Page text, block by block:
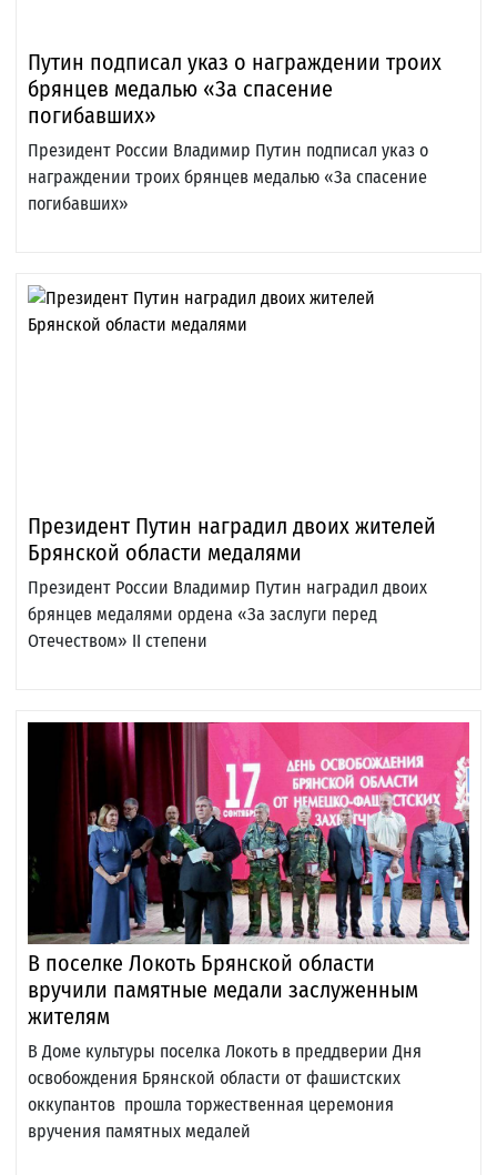
Путин подписал указ о награждении троих
брянцев медалью «За спасение
погибавших»
Президент России Владимир Путин подписал указ о
награждении троих брянцев медалью «За спасение
погибавших»
Президент Путин наградил двоих жителей
Брянской области медалями
Президент России Владимир Путин наградил двоих
брянцев медалями ордена «За заслуги перед
Отечеством» II степени
В поселке Локоть Брянской области
вручили памятные медали заслуженным
жителям
В Доме культуры поселка Локоть в преддверии Дня
освобождения Брянской области от фашистских
оккупантов прошла торжественная церемония
вручения памятных медалей